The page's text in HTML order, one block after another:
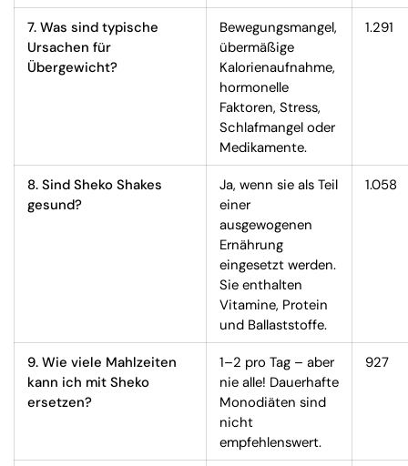
7. Was sind typische
Ursachen für
Übergewicht?
Bewegungsmangel,
übermäßige
Kalorienaufnahme,
hormonelle
Faktoren, Stress,
Schlafmangel oder
Medikamente.
1.291
8. Sind Sheko Shakes
gesund?
Ja, wenn sie als Teil
einer
ausgewogenen
Ernährung
eingesetzt werden.
Sie enthalten
Vitamine, Protein
und Ballaststoffe.
1.058
9. Wie viele Mahlzeiten
kann ich mit Sheko
ersetzen?
1–2 pro Tag – aber
nie alle! Dauerhafte
Monodiäten sind
nicht
empfehlenswert.
927